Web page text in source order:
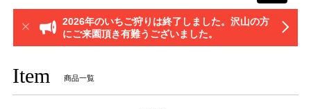
2026年のいちご狩りは終了しました。沢山の方
にご来園頂き有難うございました。
Item 商品一覧